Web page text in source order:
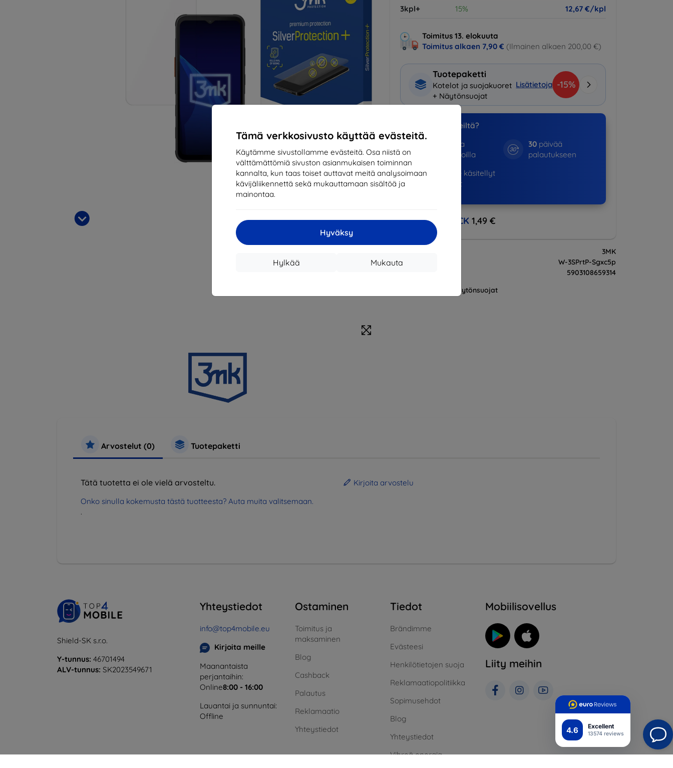
4.6 Excellent
13574 reviews
Tämä verkkosivusto käyttää evästeitä.
Käytämme sivustollamme evästeitä. Osa niistä on
välttämättömiä sivuston asianmukaisen toiminnan
kannalta, kun taas toiset auttavat meitä analysoimaan
kävijäliikennettä sekä mukauttamaan sisältöä ja
mainontaa.
Hyväksy
Mukauta
Hylkää
3kpl+
15% 12,67 €/kpl
Toimitus 13. elokuuta
Toimitus alkaen 7,90 € (Ilmainen alkaen 200,00 €)
Tuotepaketti
Kotelot ja suojakuoret
+ Näytönsuojat
Lisätietoja -15%
Miksi ostaa meiltä?
vuotta
markkinoilla
30päivää
palautukseen
819523+käsitellyt
tilaukset
CASHBACK 1,49 €
3MK
Tuotenumero
W-3SPrtP-Sgxc5p
5903108659314
Näytönsuojat
Arvostelut (0) Tuotepaketti
Tätä tuotetta ei ole vielä arvosteltu.
Onko sinulla kokemusta tästä tuotteesta? Auta muita valitsemaan.
.
Kirjoita arvostelu
Shield-SK s.r.o.
Y-tunnus: 46701494
ALV-tunnus: SK2023549671
Yhteystiedot
info@top4mobile.eu
Kirjoita meille
Maanantaista
perjantaihin:
Online8:00 - 16:00
Lauantai ja sunnuntai:
Offline
Ostaminen
Toimitus ja
maksaminen
Blog
Cashback
Palautus
Reklamaatio
Yhteystiedot
Tiedot
Brändimme
Evästeesi
Henkilötietojen suoja
Reklamaatiopolitiikka
Sopimusehdot
Blog
Yhteystiedot
Vihreä energia
Mobiilisovellus
Liity meihin